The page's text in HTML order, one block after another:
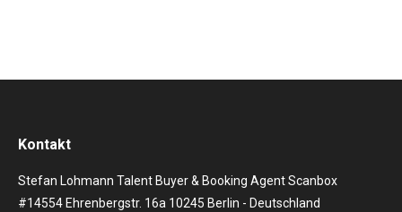
Kontakt
Stefan Lohmann Talent Buyer & Booking Agent Scanbox
#14554 Ehrenbergstr. 16a 10245 Berlin - Deutschland